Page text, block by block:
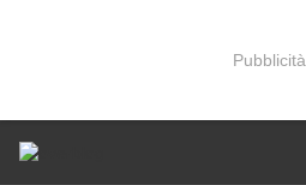
Pubblicità